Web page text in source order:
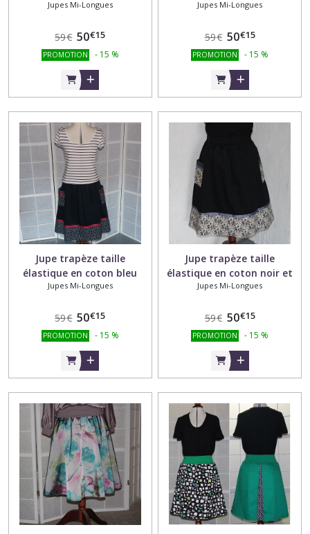
dans les tons orange, noir
Jupes Mi-Longues
59€ 50€15
PROMOTION - 15 %
tissu coton motifs fleurs
Jupes Mi-Longues
59€ 50€15
PROMOTION - 15 %
Jupe trapèze taille
élastique en coton bleu
marine et tissu coton
fond bleu marine
Jupes Mi-Longues
59€ 50€15
PROMOTION - 15 %
Jupe trapèze taille
élastique en coton noir et
tissu coton fleurs noires sur
Jupes Mi-Longues
59€ 50€15
PROMOTION - 15 %